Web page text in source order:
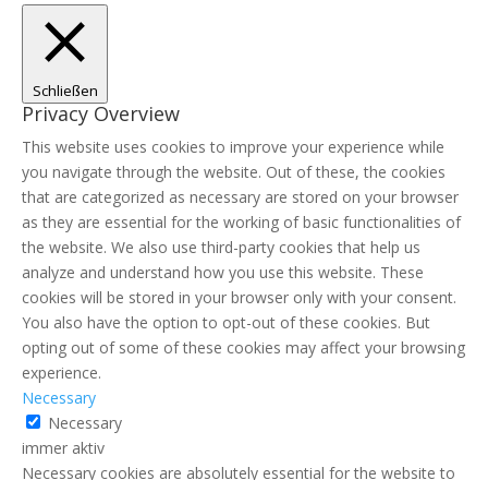
Schließen
Privacy Overview
This website uses cookies to improve your experience while
you navigate through the website. Out of these, the cookies
that are categorized as necessary are stored on your browser
as they are essential for the working of basic functionalities of
the website. We also use third-party cookies that help us
analyze and understand how you use this website. These
cookies will be stored in your browser only with your consent.
You also have the option to opt-out of these cookies. But
opting out of some of these cookies may affect your browsing
experience.
Necessary
Necessary
immer aktiv
Necessary cookies are absolutely essential for the website to